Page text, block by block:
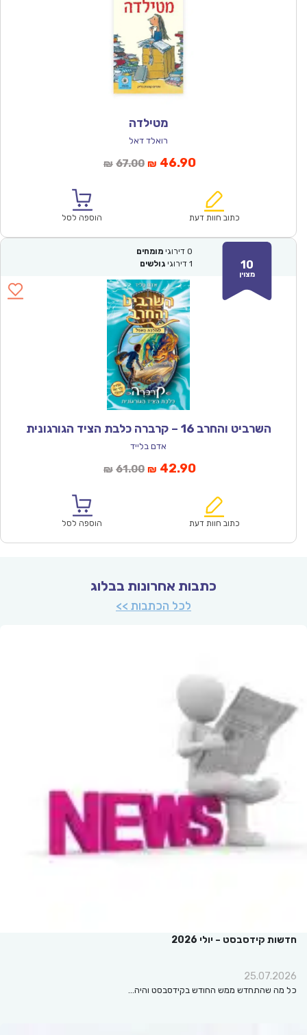
מטילדה
רואלד דאל
₪ 67.00המחיר
₪67.00.
₪ 46.90המחיר
הוא:
כתוב חוות דעת הוספה לסל
10
מצוין
0 דירוגי מומחים
1 דירוגי גולשים
השרביט והחרב 16 – קרברה כלבת הציד הגורגונית
אדם בלייד
₪ 61.00המחיר
₪61.00.
₪ 42.90המחיר
הוא:
כתוב חוות דעת הוספה לסל
כתבות אחרונות בבלוג
לכל הכתבות >>
חדשות קידסבסט – יולי 2026
25.07.2026
כל מה שהתחדש ממש החודש בקידסבסט והיה…